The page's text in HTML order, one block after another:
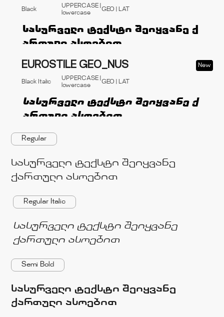
Black
UPPERCASE |
lowercase
GEO | LAT
EUROSTILE GEO_NUS New
Black Italic
UPPERCASE |
lowercase
GEO | LAT
Regular
სასურველი ტექსტი შეიყვანე
ქართული ასოებით
Regular Italic
სასურველი ტექსტი შეიყვანე
ქართული ასოებით
Semi Bold
სასურველი ტექსტი შეიყვანე
ქართული ასოებით